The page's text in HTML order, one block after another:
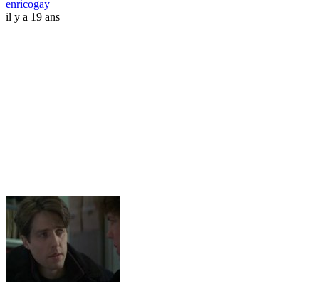
enricogay
il y a 19 ans